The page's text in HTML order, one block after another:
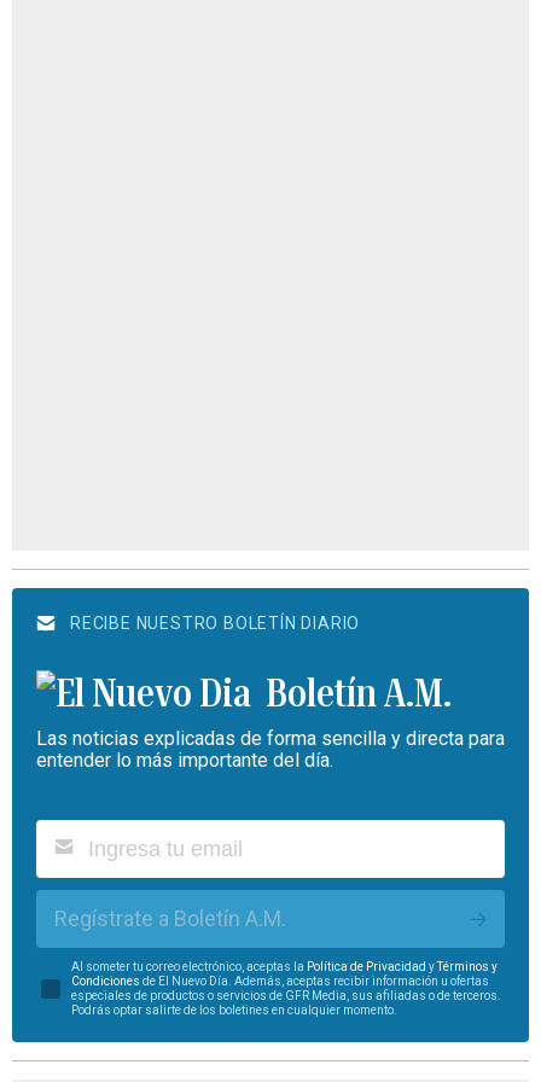
RECIBE NUESTRO BOLETÍN DIARIO
Boletín A.M.
Las noticias explicadas de forma sencilla y directa para
entender lo más importante del día.
Regístrate a Boletín A.M.
Al someter tu correo electrónico, aceptas la Política de Privacidad yTérminos y
Condiciones de El Nuevo Día. Además, aceptas recibir información u ofertas
especiales de productos o servicios de GFR Media, sus afiliadas o de terceros.
Podrás optar salirte de los boletines en cualquier momento.